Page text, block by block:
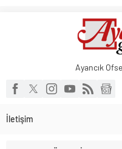
Ayancık
İletişim